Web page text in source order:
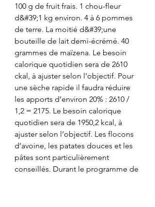
100 g de fruit frais. 1 chou-fleur
d&#39;1 kg environ. 4 à 6 pommes
de terre. La moitié d&#39;une
bouteille de lait demi-écrémé. 40
grammes de maïzena. Le besoin
calorique quotidien sera de 2610
ckal, à ajuster selon l’objectif. Pour
une sèche rapide il faudra réduire
les apports d’environ 20% : 2610 /
1,2 = 2175. Le besoin calorique
quotidien sera de 1950,2 kcal, à
ajuster selon l’objectif. Les flocons
d’avoine, les patates douces et les
pâtes sont particulièrement
conseillés. Durant le programme de